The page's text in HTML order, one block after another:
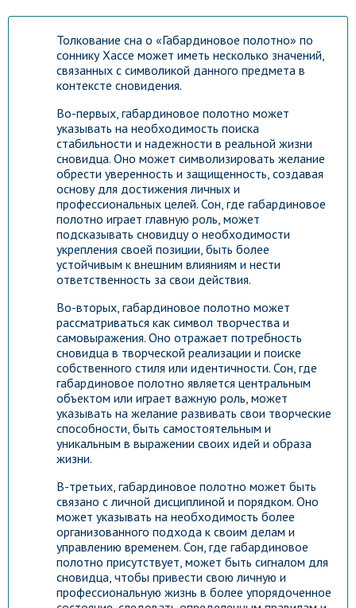
Толкование сна о «Габардиновое полотно» по
соннику Хассе может иметь несколько значений,
связанных с символикой данного предмета в
контексте сновидения.
Во-первых, габардиновое полотно может
указывать на необходимость поиска
стабильности и надежности в реальной жизни
сновидца. Оно может символизировать желание
обрести уверенность и защищенность, создавая
основу для достижения личных и
профессиональных целей. Сон, где габардиновое
полотно играет главную роль, может
подсказывать сновидцу о необходимости
укрепления своей позиции, быть более
устойчивым к внешним влияниям и нести
ответственность за свои действия.
Во-вторых, габардиновое полотно может
рассматриваться как символ творчества и
самовыражения. Оно отражает потребность
сновидца в творческой реализации и поиске
собственного стиля или идентичности. Сон, где
габардиновое полотно является центральным
объектом или играет важную роль, может
указывать на желание развивать свои творческие
способности, быть самостоятельным и
уникальным в выражении своих идей и образа
жизни.
В-третьих, габардиновое полотно может быть
связано с личной дисциплиной и порядком. Оно
может указывать на необходимость более
организованного подхода к своим делам и
управлению временем. Сон, где габардиновое
полотно присутствует, может быть сигналом для
сновидца, чтобы привести свою личную и
профессиональную жизнь в более упорядоченное